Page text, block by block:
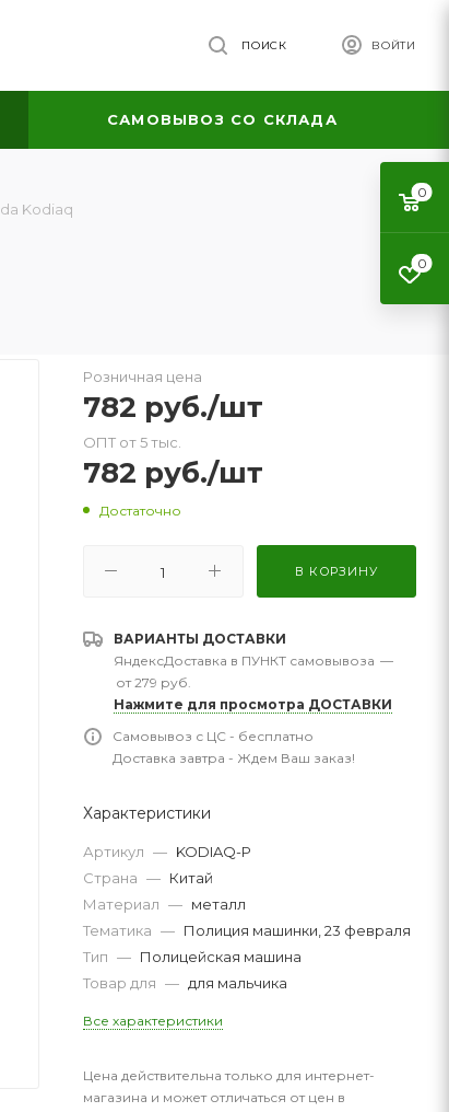
ВОЙТИ
ПОИСК
САМОВЫВОЗ СО СКЛАДА
Kodiaq
Розничная цена
782 руб./шт
ОПТ от 5 тыс.
782 руб./шт
Достаточно
В КОРЗИНУ
ВАРИАНТЫ ДОСТАВКИ
ЯндексДоставка в ПУНКТ самовывоза —
от 279 руб.
Нажмите для просмотра ДОСТАВКИ
Самовывоз с ЦС - бесплатно
Доставка завтра - Ждем Ваш заказ!
Характеристики
Артикул — KODIAQ-P
Страна — Китай
Материал — металл
Тематика — Полиция машинки, 23 февраля
Тип — Полицейская машина
Товар для — для мальчика
Все характеристики
Цена действительна только для интернет-
магазина и может отличаться от цен в
0
0